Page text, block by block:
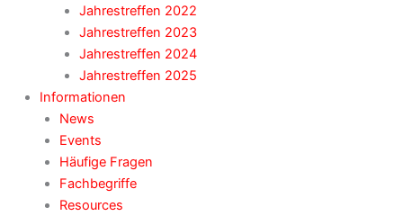
Jahrestreffen 2022
Jahrestreffen 2023
Jahrestreffen 2024
Jahrestreffen 2025
Informationen
News
Events
Häufige Fragen
Fachbegriffe
Resources